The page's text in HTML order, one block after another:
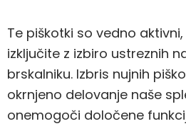
Te piškotki so vedno
izključite z izbiro ustreznih
brskalniku. Izbris nujnih
okrnjeno delovanje naše
onemogoči določene